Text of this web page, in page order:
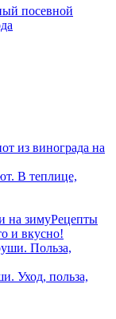
посевной
из винограда на
Рецепты
и вкусно!
Уход, польза,